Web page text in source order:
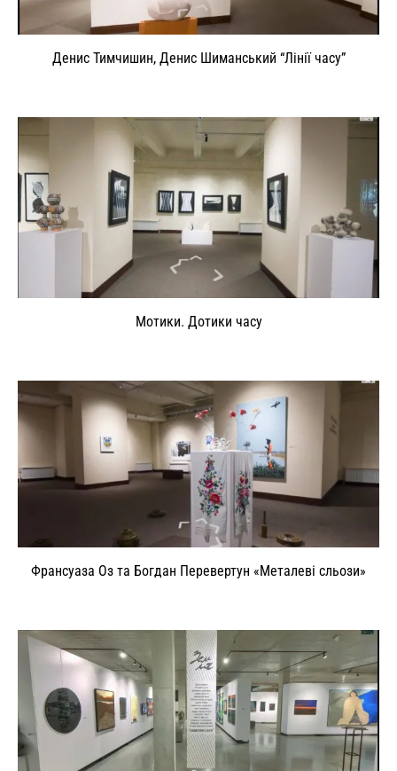
Денис Тимчишин, Денис Шиманський “Лінії часу”
Мотики. Дотики часу
Франсуаза Оз та Богдан Перевертун «Металеві сльози»